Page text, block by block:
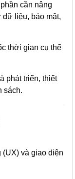
cần nâng
liệu, bảo mật,
thời gian cụ thể
phát triển, thiết
sách.
và giao diện